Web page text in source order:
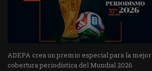
ADEPA crea un premio especial para la mejor
cobertura periodística del Mundial 2026